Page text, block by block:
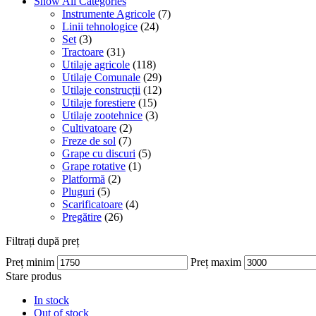
Instrumente Agricole (7)
Linii tehnologice (24)
Set (3)
Tractoare (31)
Utilaje agricole (118)
Utilaje Comunale (29)
Utilaje construcții (12)
Utilaje forestiere (15)
Utilaje zootehnice (3)
Cultivatoare (2)
Freze de sol (7)
Grape cu discuri (5)
Grape rotative (1)
Platformă (2)
Pluguri (5)
Scarificatoare (4)
Pregătire (26)
Filtrați după preț
Preț minim
Preț maxim
Stare produs
In stock
Out of stock